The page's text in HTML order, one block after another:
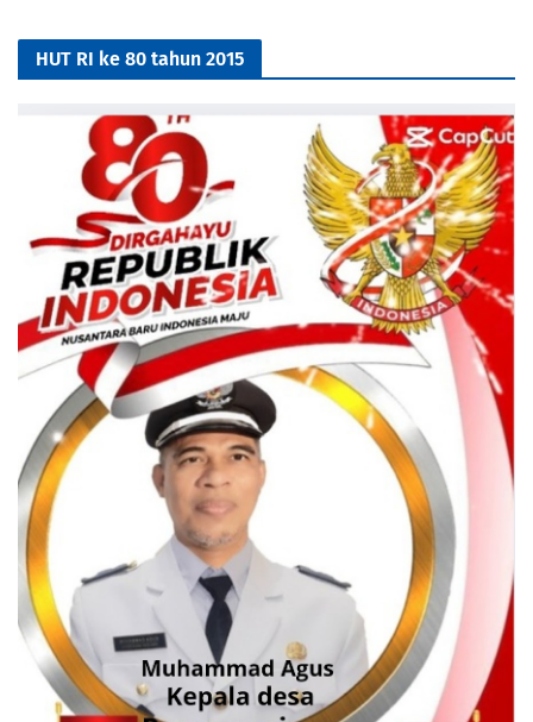
HUT RI ke 80 tahun 2015